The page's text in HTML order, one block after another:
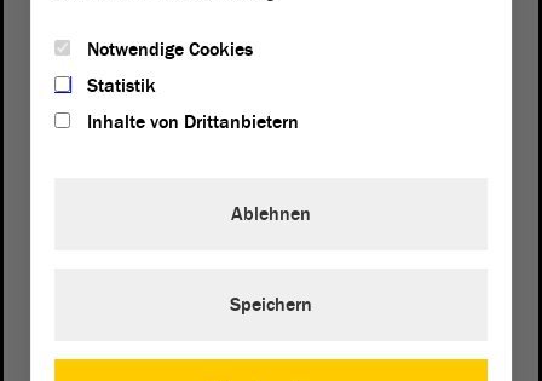
Domplatz 6–9
Notwendige Cookies
Statistik
Inhalte von Drittanbietern
Ablehnen
Speichern